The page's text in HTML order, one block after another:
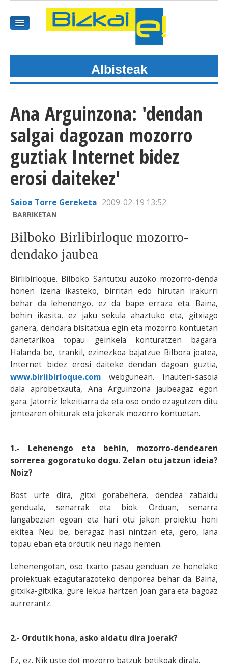
GAIAK
AGENDEA
KOMUNITATEA
BIDEOAK
... AUKERA GEHIAGO
Albisteak
Ana Arguinzona: 'dendan
salgai dagozan mozorro
guztiak Internet bidez
erosi daitekez'
Saioa Torre Gereketa 2009-02-19 13:52
BARRIKETAN
Bilboko Birlibirloque mozorro-
dendako jaubea
Birlibirloque. Bilboko Santutxu auzoko mozorro-denda
honen izena ikasteko, birritan edo hirutan irakurri
behar da lehenengo, ez da bape erraza eta. Baina,
behin ikasita, ez jaku sekula ahaztuko eta, gitxiago
ganera, dendara bisitatxua egin eta mozorro kontuetan
danetarikoa topau geinkela konturatzen bagara.
Halanda be, trankil, ezinezkoa bajatzue Bilbora joatea,
Internet bidez erosi daiteke dendan dagoan guztia,
www.birlibirloque.com webgunean. Inauteri-sasoia
dala aprobetxauta, Ana Arguinzona jaubeagaz egon
gara. Jatorriz lekeitiarra da eta oso ondo ezagutzen ditu
jentearen ohiturak eta jokerak mozorro kontuetan.
1.- Lehenengo eta behin, mozorro-dendearen
sorrerea gogoratuko dogu. Zelan otu jatzun ideia?
Noiz?
Bost urte dira, gitxi gorabehera, dendea zabaldu
genduala, senarrak eta biok. Orduan, senarra
langabezian egoan eta hari otu jakon proiektu honi
ekitea. Neu be, beragaz hasi nintzan eta, gero, lana
topau eban eta ordutik neu nago hemen.
Lehenengotan, oso txarto pasau genduan ze honelako
proiektuak ezagutarazoteko denporea behar da. Baina,
gitxika-gitxika, gure lekua hartzen joan gara eta bagoaz
aurrerantz.
2.- Ordutik hona, asko aldatu dira joerak?
Ez, ez. Nik uste dot mozorro batzuk betikoak dirala.